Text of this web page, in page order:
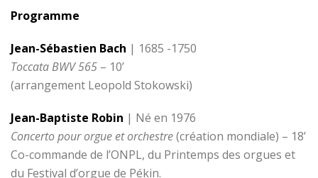
Programme
Jean-Sébastien Bach | 1685 -1750
Toccata BWV 565 – 10’
(arrangement Leopold Stokowski)
Jean-Baptiste Robin | Né en 1976
Concerto pour orgue et orchestre(création mondiale) – 18’
Co-commande de l’ONPL, du Printemps des orgues et
du Festival d’orgue de Pékin.